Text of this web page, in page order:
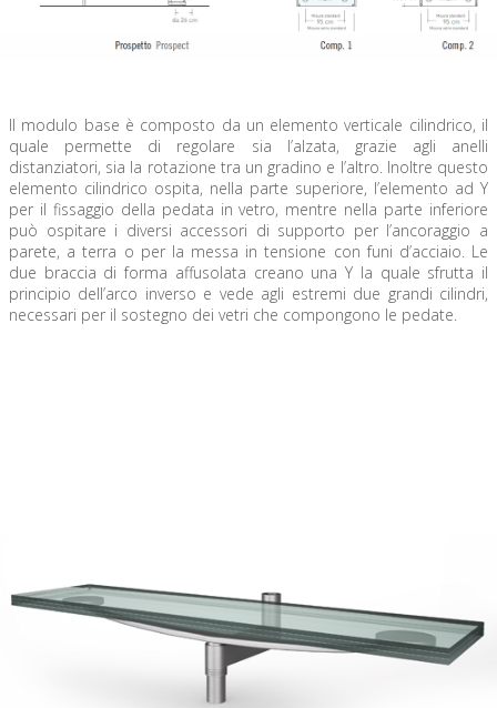
Il modulo base è composto da un elemento verticale cilindrico, il
quale permette di regolare sia l’alzata, grazie agli anelli
distanziatori, sia la rotazione tra un gradino e l’altro. Inoltre questo
elemento cilindrico ospita, nella parte superiore, l’elemento ad Y
per il fissaggio della pedata in vetro, mentre nella parte inferiore
può ospitare i diversi accessori di supporto per l’ancoraggio a
parete, a terra o per la messa in tensione con funi d’acciaio. Le
due braccia di forma affusolata creano una Y la quale sfrutta il
principio dell’arco inverso e vede agli estremi due grandi cilindri,
necessari per il sostegno dei vetri che compongono le pedate.